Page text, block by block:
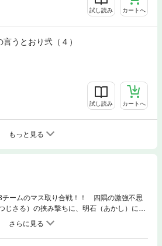
試し読み カートへ
言うとおり弐（４）
試し読み カートへ
もっと見る
チームのマス取り合戦！！ 四隅の激強不思
じさる）の挟み撃ちに、明石（あかし）に想
落とす…。怒り、復讐を果たす明石！ 一丸
しさと怖さから、修羅となった原海（はら
なり新ルール導入！？